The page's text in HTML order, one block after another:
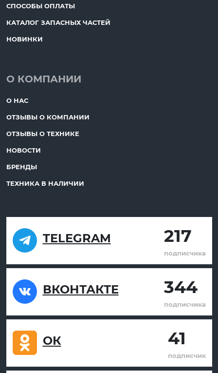
СПОСОБЫ ОПЛАТЫ
КАТАЛОГ ЗАПАСНЫХ ЧАСТЕЙ
НОВИНКИ
О КОМПАНИИ
О НАС
ОТЗЫВЫ О КОМПАНИИ
ОТЗЫВЫ О ТЕХНИКЕ
НОВОСТИ
БРЕНДЫ
ТЕХНИКА В НАЛИЧИИ
TELEGRAM 217
подписчика
ВКОНТАКТЕ 344
подписчика
ОК 41
подписчик